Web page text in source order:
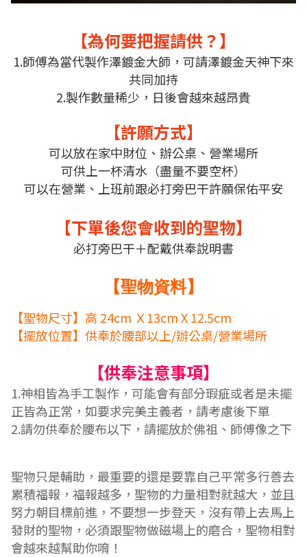
【為何要把握請供？】
1.師傅為當代製作澤鍍金大師，可請澤鍍金天神下來
共同加持
2.製作數量稀少，日後會越來越昂貴
【許願方式】
可以放在家中財位、辦公桌、營業場所
可供上一杯清水（盡量不要空杯）
可以在營業、上班前跟必打旁巴干許願保佑平安
【下單後您會收到的聖物】
必打旁巴干＋配戴供奉說明書
【聖物資料】
【聖物尺寸】高 24cm Ｘ13cm X 12.5cm
【擺放位置】供奉於腰部以上/辦公桌/營業場所
【供奉注意事項】
1.神相皆為手工製作，可能會有部分瑕疵或者是未擺
正皆為正常，如要求完美主義者，請考慮後下單
2.請勿供奉於腰布以下，請擺放於佛祖、師傅像之下
聖物只是輔助，最重要的還是要靠自己平常多行善去
累積福報，福報越多，聖物的力量相對就越大，並且
努力朝目標前進，不要想一步登天，沒有帶上去馬上
發財的聖物，必須跟聖物做磁場上的磨合，聖物相對
會越來越幫助你唷！